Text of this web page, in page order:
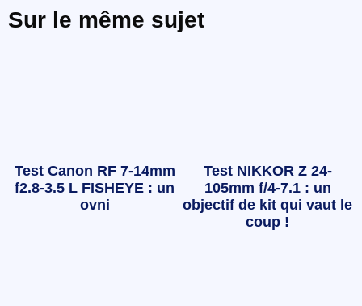
Sur le même sujet
Test Canon RF 7-14mm
f2.8-3.5 L FISHEYE : un
ovni
Test NIKKOR Z 24-
105mm f/4-7.1 : un
objectif de kit qui vaut le
coup !